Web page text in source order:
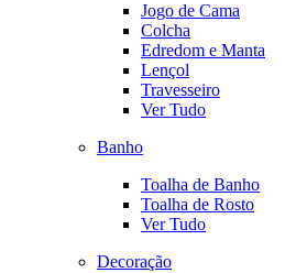
Jogo de Cama
Colcha
Edredom e Manta
Lençol
Travesseiro
Ver Tudo
Banho
Toalha de Banho
Toalha de Rosto
Ver Tudo
Decoração